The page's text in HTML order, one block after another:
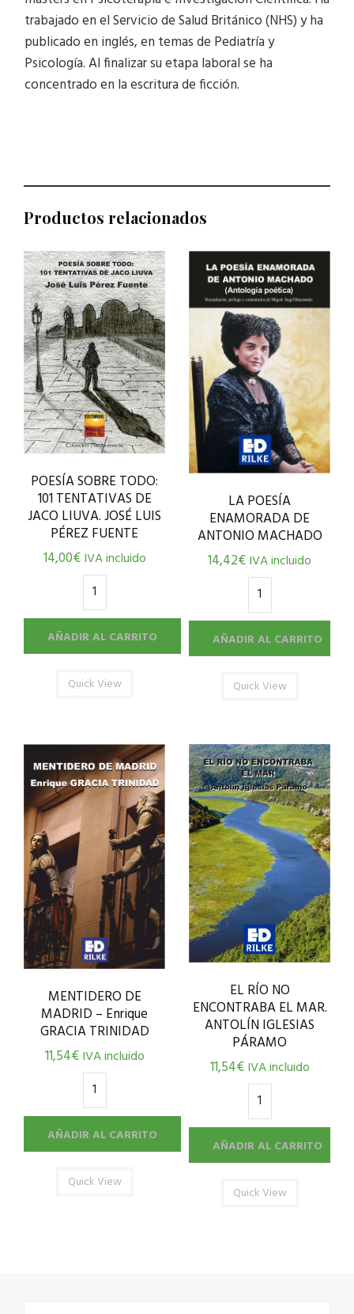
trabajado en el Servicio de Salud Británico (NHS) y ha
publicado en inglés, en temas de Pediatría y
Psicología. Al finalizar su etapa laboral se ha
concentrado en la escritura de ficción.
Productos relacionados
POESÍA SOBRE TODO:
101 TENTATIVAS DE
JACO LIUVA. JOSÉ LUIS
PÉREZ FUENTE
14,00€ IVA incluido
AÑADIR AL CARRITO
Quick View
LA POESÍA
ENAMORADA DE
ANTONIO MACHADO
14,42€IVA incluido
AÑADIR AL CARRITO
Quick View
MENTIDERO DE
MADRID – Enrique
GRACIA TRINIDAD
11,54€ IVA incluido
AÑADIR AL CARRITO
Quick View
EL RÍO NO
ENCONTRABA EL MAR.
ANTOLÍN IGLESIAS
PÁRAMO
11,54€ IVA incluido
AÑADIR AL CARRITO
Quick View